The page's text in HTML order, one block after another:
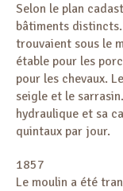
Selon le plan
bâtiments
trouvaient sous le
étable pour les
pour les chevaux.
seigle et le
hydraulique et sa
quintaux par jour.
1857
Le moulin a été